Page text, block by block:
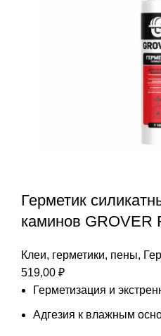
Герметик
каминов GROVER
Клеи, герметики, пены,
519,00 ₽
Герметизация и
Адгезия к влажным